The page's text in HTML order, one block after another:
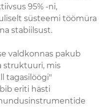
95% -ni,
süsteemi töömüra
stabiilsust.
valdkonnas pakub
struktuuri, mis
tagasilöögi"
eriti hästi